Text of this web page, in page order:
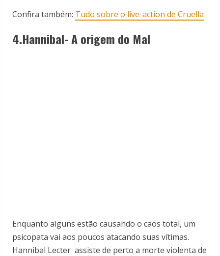
Confira também: Tudo sobre o live-action de Cruella
4.Hannibal- A origem do Mal
Enquanto alguns estão causando o caos total, um
psicopata vai aos poucos atacando suas vítimas.
Hannibal Lecter assiste de perto a morte violenta de